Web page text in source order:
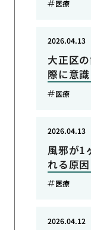
医療
大正区
際に意
2026.04.13
医療
風邪が1
れる原
2026.04.13
医療
2026.04.12